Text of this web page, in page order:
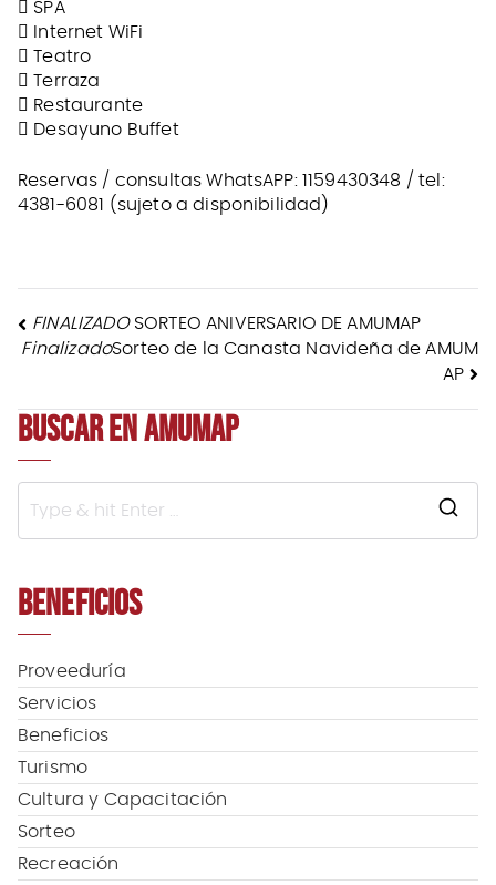
 SPA
 Internet WiFi
 Teatro
 Terraza
 Restaurante
 Desayuno Buffet
Reservas / consultas WhatsAPP: 1159430348 / tel:
4381-6081 (sujeto a disponibilidad)
NAVEGACIÓN
ENTRADAS
FINALIZADOSORTEO ANIVERSARIO DE AMUMAP
FinalizadoSorteo de la Canasta Navideña de AMUM
AP
BUSCAR EN AMUMAP
o
r
BENEFICIOS
Proveeduría
Servicios
Beneficios
Turismo
Cultura y Capacitación
Sorteo
Recreación